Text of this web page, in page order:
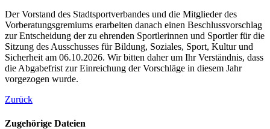
Der Vorstand des Stadtsportverbandes und die Mitglieder des
Vorberatungsgremiums erarbeiten danach einen Beschlussvorschlag
zur Entscheidung der zu ehrenden Sportlerinnen und Sportler für die
Sitzung des Ausschusses für Bildung, Soziales, Sport, Kultur und
Sicherheit am 06.10.2026. Wir bitten daher um Ihr Verständnis, dass
die Abgabefrist zur Einreichung der Vorschläge in diesem Jahr
vorgezogen wurde.
Zurück
Zugehörige Dateien